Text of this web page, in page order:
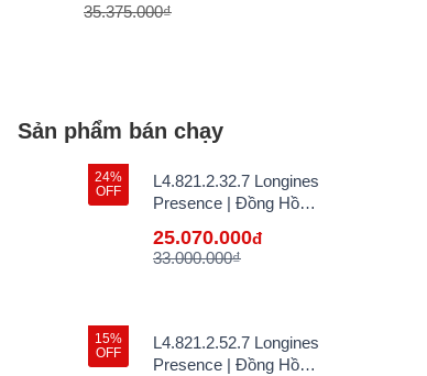
35.375.000₫
Sản phẩm bán chạy
24%
OFF
L4.821.2.32.7 Longines
Presence | Đồng Hồ
Lẻ Tại VN
25.070.000đ
33.000.000₫
15%
OFF
L4.821.2.52.7 Longines
Presence | Đồng Hồ